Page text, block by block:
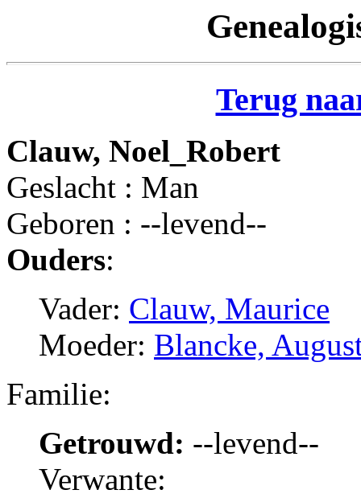
Terug
Clauw, Noel_Robert
Geslacht : Man
Geboren : --levend--
Ouders:
Vader: Clauw, Maurice
Moeder: Blancke,
Familie:
Getrouwd: --levend--
Verwante: